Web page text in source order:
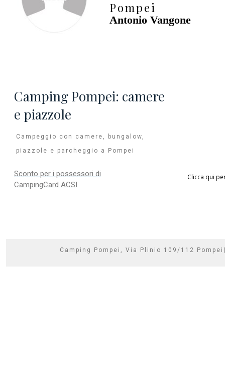
Camping Pompei: camere
e piazzole
Campeggio con camere, bungalow,
piazzole e parcheggio a Pompei
Sconto per i possessori di
CampingCard ACSI
Clicca qui
Camping Pompei, Via Plinio 109/112
Pompei
Antonio Vangone